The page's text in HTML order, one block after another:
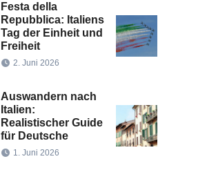
Festa della
Repubblica: Italiens
Tag der Einheit und
Freiheit
2. Juni 2026
Auswandern nach
Italien:
Realistischer Guide
für Deutsche
1. Juni 2026